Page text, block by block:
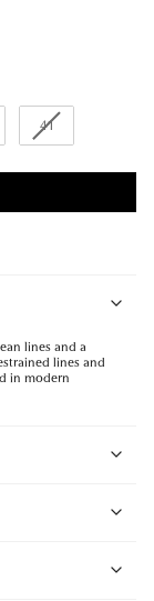
41
lines and a
lines and
in modern